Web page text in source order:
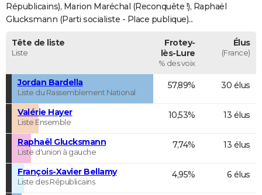
Bricolage
Lifestyle
Culture
SportAuto
Television
Voyage
Cinema
Républicains), Marion Maréchal (Reconquête !), Raphaël
Glucksmann (Parti socialiste - Place publique)...
Tête de liste
Liste
Frotey-
lès-Lure
% des voix
Élus
(France)
Jordan Bardella
Liste du Rassemblement National
57,89% 30 élus
Valérie Hayer
Liste Ensemble
10,53% 13 élus
Raphaël Glucksmann
Liste d'union à gauche
7,74% 13 élus
François-Xavier Bellamy
Liste des Républicains
4,95% 6 élus